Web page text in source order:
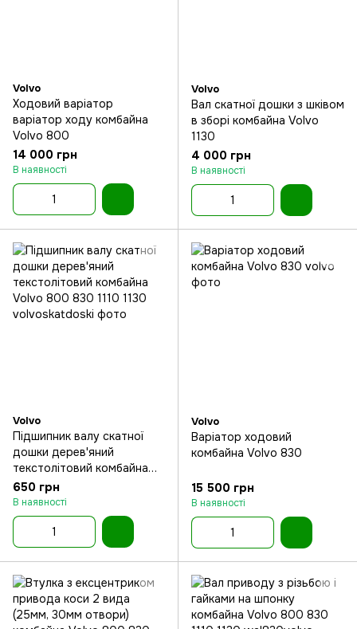
Volvo
Ходовий варіатор
варіатор ходу комбайна
Volvo 800
14 000 грн
В наявності
Volvo
Вал скатної дошки з шківом
в зборі комбайна Volvo
1130
4 000 грн
В наявності
Volvo
Підшипник валу скатної
дошки дерев'яний
текстолітовий комбайна
Volvo 800 830 1110 1130
650 грн
В наявності
Volvo
Варіатор ходовий
комбайна Volvo 830
15 500 грн
В наявності